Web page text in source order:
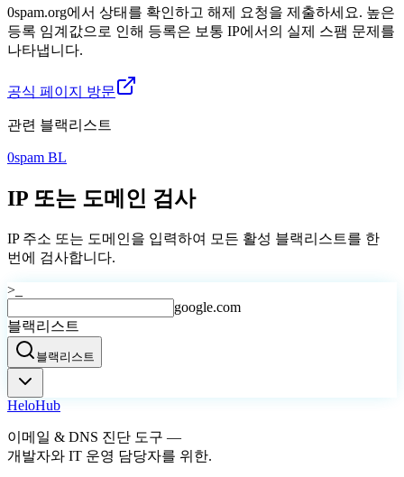
0spam.org에서 상태를 확인하고 해제 요청을 제출하세요. 높은
등록 임계값으로 인해 등록은 보통 IP에서의 실제 스팸 문제를
나타냅니다.
공식 페이지 방문
관련 블랙리스트
0spam BL
IP 또는 도메인 검사
IP 주소 또는 도메인을 입력하여 모든 활성 블랙리스트를 한
번에 검사합니다.
>_
google.com
블랙리스트
블랙리스트
HeloHub
이메일 & DNS 진단 도구 —
개발자와 IT 운영 담당자를 위한.